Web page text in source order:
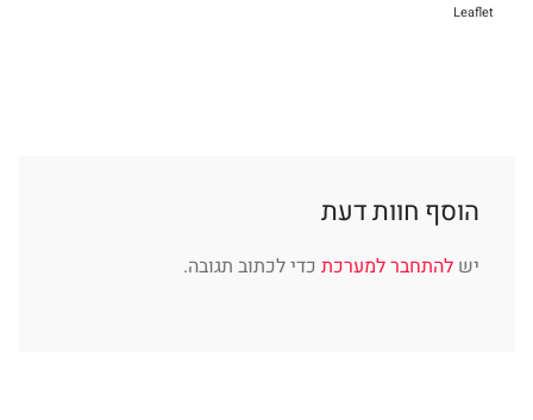
Leaflet
הוסף חוות דעת
יש להתחבר למערכת כדי לכתוב תגובה.